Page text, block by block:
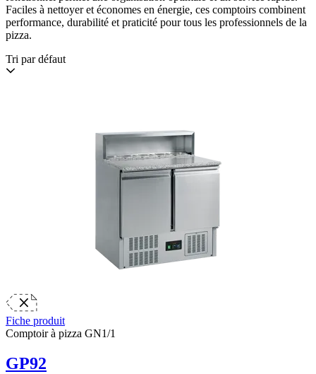
Faciles à nettoyer et économes en énergie, ces comptoirs combinent
performance, durabilité et praticité pour tous les professionnels de la
pizza.
Tri par défaut
Fiche produit
Comptoir à pizza GN1/1
GP92